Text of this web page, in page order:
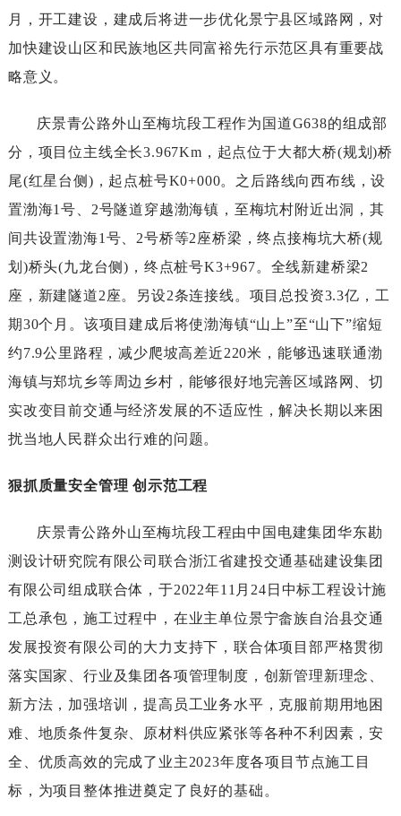
月，开工建设，建成后将进一步优化景宁县区域路网，对
加快建设山区和民族地区共同富裕先行示范区具有重要战
略意义。
庆景青公路外山至梅坑段工程作为国道G638的组成部
分，项目位主线全长3.967Km，起点位于大都大桥(规划)桥
尾(红星台侧)，起点桩号K0+000。之后路线向西布线，设
置渤海1号、2号隧道穿越渤海镇，至梅坑村附近出洞，其
间共设置渤海1号、2号桥等2座桥梁，终点接梅坑大桥(规
划)桥头(九龙台侧)，终点桩号K3+967。全线新建桥梁2
座，新建隧道2座。另设2条连接线。项目总投资3.3亿，工
期30个月。该项目建成后将使渤海镇“山上”至“山下”缩短
约7.9公里路程，减少爬坡高差近220米，能够迅速联通渤
海镇与郑坑乡等周边乡村，能够很好地完善区域路网、切
实改变目前交通与经济发展的不适应性，解决长期以来困
扰当地人民群众出行难的问题。
狠抓质量安全管理创示范工程
庆景青公路外山至梅坑段工程由中国电建集团华东勘
测设计研究院有限公司联合浙江省建投交通基础建设集团
有限公司组成联合体，于2022年11月24日中标工程设计施
工总承包，施工过程中，在业主单位景宁畲族自治县交通
发展投资有限公司的大力支持下，联合体项目部严格贯彻
落实国家、行业及集团各项管理制度，创新管理新理念、
新方法，加强培训，提高员工业务水平，克服前期用地困
难、地质条件复杂、原材料供应紧张等各种不利因素，安
全、优质高效的完成了业主2023年度各项目节点施工目
标，为项目整体推进奠定了良好的基础。